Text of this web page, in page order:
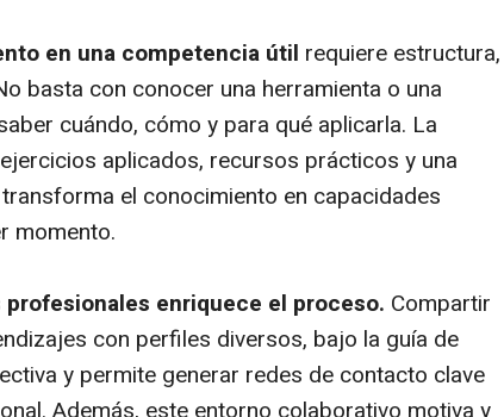
en una competencia útil requiere estructura,
basta con conocer una herramienta o una
cuándo, cómo y para qué aplicarla. La
aplicados, recursos prácticos y una
el conocimiento en capacidades
momento.
enriquece el proceso. Compartir
con perfiles diversos, bajo la guía de
y permite generar redes de contacto clave